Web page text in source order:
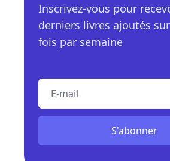
Inscrivez-vous pour
derniers livres ajoutés
fois par semaine
E-mail
S'abonner